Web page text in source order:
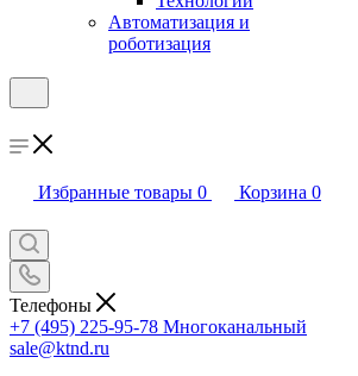
Автоматизация и
роботизация
Избранные товары 0 Корзина 0
Телефоны
+7 (495) 225-95-78 Многоканальный
sale@ktnd.ru